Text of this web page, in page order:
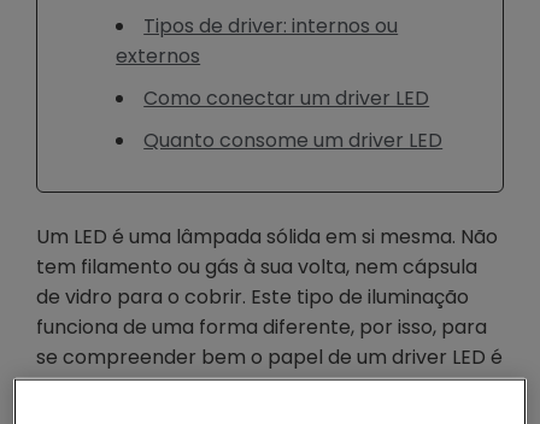
Tipos de driver: internos ou
externos
Como conectar um driver LED
Quanto consome um driver LED
Um LED é uma lâmpada sólida em si mesma. Não
tem filamento ou gás à sua volta, nem cápsula
de vidro para o cobrir. Este tipo de iluminação
funciona de uma forma diferente, por isso, para
se compreender bem o papel de um driver LED é
interessante saber como funciona um díodo LED.